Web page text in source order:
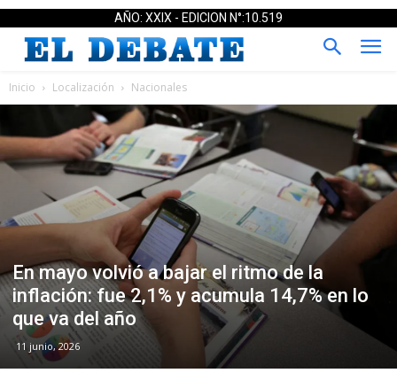
AÑO: XXIX - EDICION N°:10.519
Inicio Localización Nacionales
En mayo volvió a bajar el ritmo de la
inflación: fue 2,1% y acumula 14,7% en lo
que va del año
11 junio, 2026